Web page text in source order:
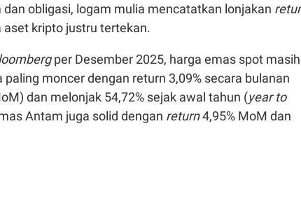
dan obligasi, logam mulia mencatatkan lonjakan
kripto justru tertekan.
per Desember 2025, harga emas spot masih
moncer dengan return 3,09% secara bulanan
dan melonjak 54,72% sejak awal tahun (year to
Antam juga solid dengan return4,95% MoM dan